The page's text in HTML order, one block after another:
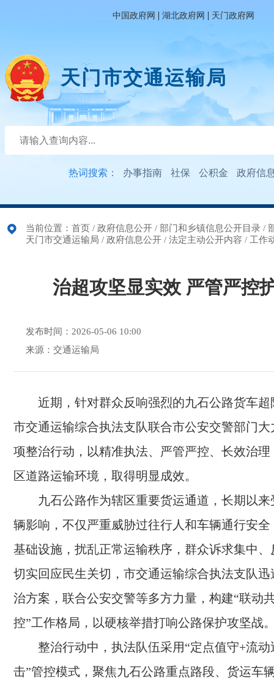
中国政府网 | 湖北政府网 | 天门政府网
天门市交通运输局
热词搜索： 办事指南 社保 公积金 政府信
当前位置： 首页 / 政府信息公开 / 部门和乡镇信息公开目录 /
天门市交通运输局 / 政府信息公开 / 法定主动公开内容 / 工作
治超攻坚显实效 严管严控
发布时间：2026-05-06 10:00
来源：交通运输局
近期，针对群众反响强烈的九石公路货车
市交通运输综合执法支队联合市公安交警部门
项整治行动，以精准执法、严管严控、长效治
区道路运输环境，取得明显成效。
九石公路作为辖区重要货运通道，长期以
辆影响，不仅严重威胁过往行人和车辆通行安
基础设施，扰乱正常运输秩序，群众诉求集中
切实回应民生关切，市交通运输综合执法支队
治方案，联合公安交警等多方力量，构建“联动
控”工作格局，以硬核举措打响公路保护攻坚战
整治行动中，执法队伍采用“定点值守+流
击”管控模式，聚焦九石公路重点路段、货运车